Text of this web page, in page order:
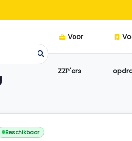
Voor
ZZP'ers
Beschikbaar